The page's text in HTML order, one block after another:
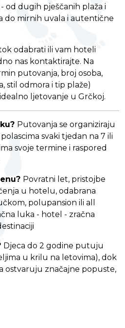
od dugih pješčanih plaža i
do mirnih uvala i autentične
odabrati ili vam hoteli
nas kontaktirajte. Na
putovanja, broj osoba,
stil odmora i tip plaže)
ljetovanje u Grčkoj.
Putovanja se organiziraju
svaki tjedan na 7 ili
svoje termine i raspored
Povratni let, pristojbe
u hotelu, odabrana
polupansion ili all
luka - hotel - zračna
Djeca do 2 godine putuju
u krilu na letovima), dok
ostvaruju značajne popuste,